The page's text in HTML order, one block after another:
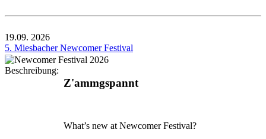
19.09. 2026
5. Miesbacher Newcomer Festival
Beschreibung:
Z'ammgspannt
What’s new at Newcomer Festival?